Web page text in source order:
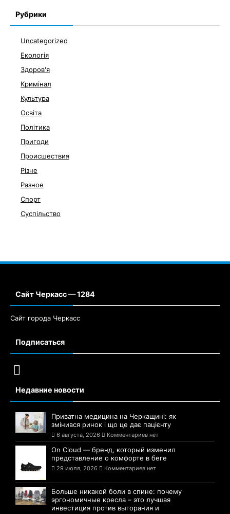
Рубрики
Uncategorized
Екологія
Здоров'я
Кримінал
Культура
Освіта
Політика
Пригоди
Происшествия
Різне
Разное
Спорт
Суспільство
Сайт Черкасс — 1284
Сайт города Черкасс
Подписаться
Недавние новости
Приватна медицина на Черкащині: як
змінився ринок і що це дає пацієнту
6 августа, 2026 Комментариев нет
On Cloud — бренд, который изменил
представление о комфорте в беге
29 июля, 2026 Комментариев нет
Больше никакой боли в спине: почему
эргономичные кресла – это лучшая
инвестиция против выгорания и